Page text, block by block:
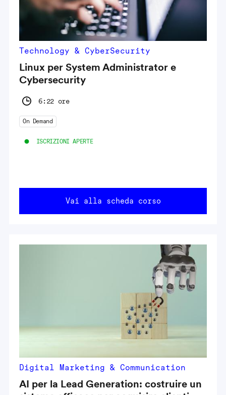
Technology & CyberSecurity
Linux per System Administrator e
Cybersecurity
6:22 ore
On Demand
ISCRIZIONI APERTE
Vai alla scheda corso
Digital Marketing & Communication
AI per la Lead Generation: costruire un